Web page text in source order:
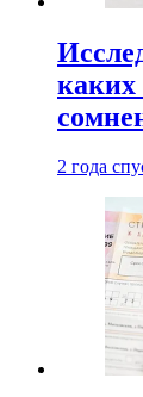
2 года